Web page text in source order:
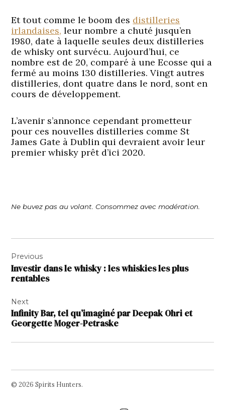
Et tout comme le boom des distilleries
irlandaises, leur nombre a chuté jusqu’en
1980, date à laquelle seules deux distilleries
de whisky ont survécu. Aujourd’hui, ce
nombre est de 20, comparé à une Ecosse qui a
fermé au moins 130 distilleries. Vingt autres
distilleries, dont quatre dans le nord, sont en
cours de développement.
L’avenir s’annonce cependant prometteur
pour ces nouvelles distilleries comme St
James Gate à Dublin qui devraient avoir leur
premier whisky prêt d’ici 2020.
Ne buvez pas au volant. Consommez avec modération.
de
l’article
Previous
Investir dans le whisky : les whiskies les plus
rentables
Next
Infinity Bar, tel qu’imaginé par Deepak Ohri et
Georgette Moger-Petraske
© 2026 Spirits Hunters.